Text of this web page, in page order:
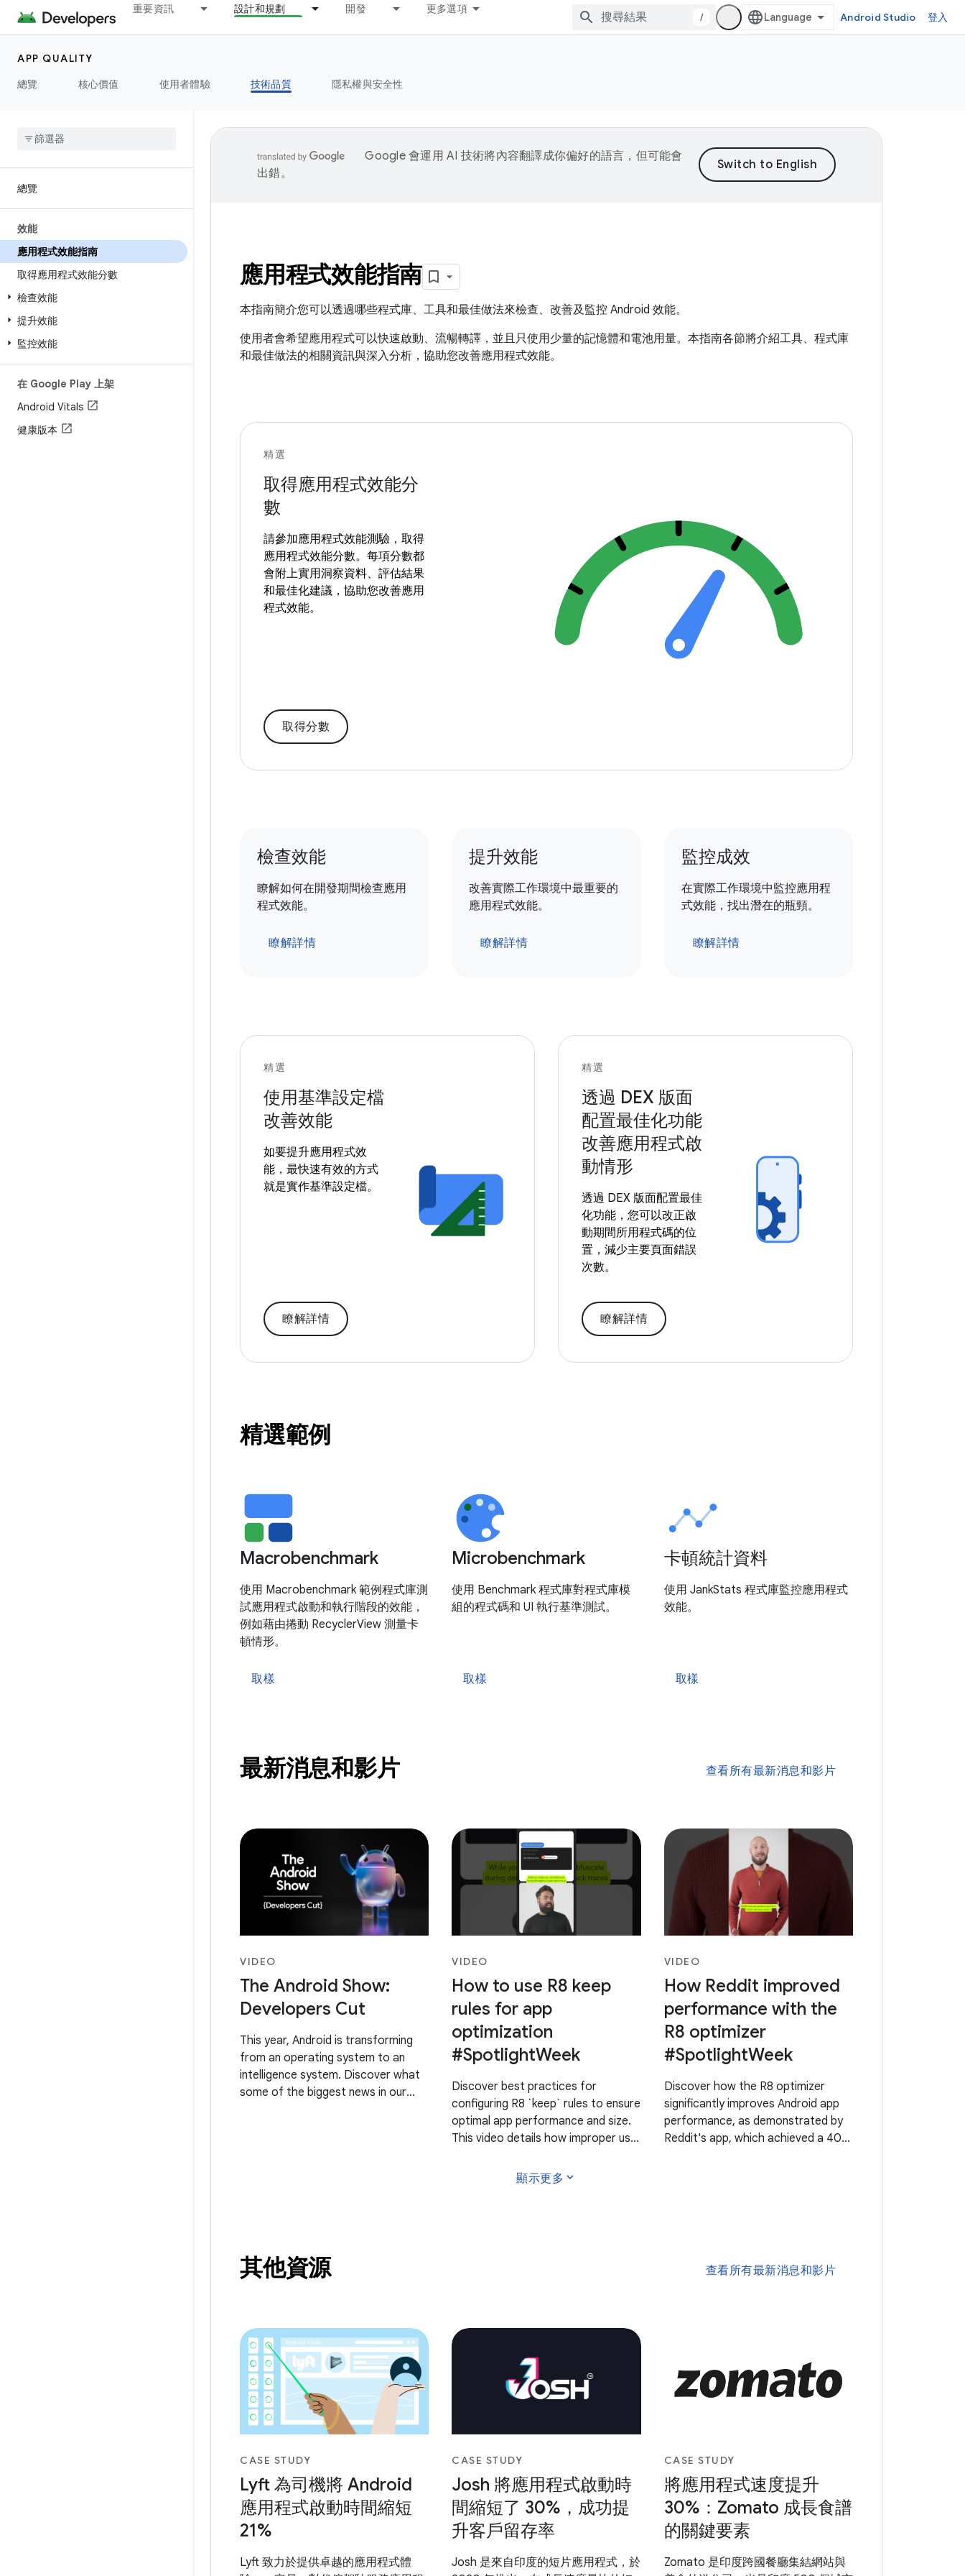
重要資訊 設計和規劃 開發 更多選項
/ Android Studio 登入
APP QUALITY
總覽
核心價值 使用者體驗 技術品質 隱私權與安全性
總覽
效能
應用程式效能指南
取得應用程式效能分數
檢查效能
提升效能
監控效能
在 Google Play 上架
Android Vitals
健康版本
Google 會運用 AI 技術將內容翻譯成你偏好的語言，但可能會
出錯。
應用程式效能指南
本指南簡介您可以透過哪些程式庫、工具和最佳做法來檢查、改善及監控 Android 效能。
使用者會希望應用程式可以快速啟動、流暢轉譯，並且只使用少量的記憶體和電池用量。本指南各節將介紹工具、程式庫
和最佳做法的相關資訊與深入分析，協助您改善應用程式效能。
精選
取得應用程式效能分
數
請參加應用程式效能測驗，取得
應用程式效能分數。每項分數都
會附上實用洞察資料、評估結果
和最佳化建議，協助您改善應用
程式效能。
取得分數
檢查效能
瞭解如何在開發期間檢查應用
程式效能。
瞭解詳情
提升效能
改善實際工作環境中最重要的
應用程式效能。
瞭解詳情
監控成效
在實際工作環境中監控應用程
式效能，找出潛在的瓶頸。
瞭解詳情
精選
使用基準設定檔
改善效能
如要提升應用程式效
能，最快速有效的方式
就是實作基準設定檔。
瞭解詳情
精選
透過 DEX 版面
配置最佳化功能
改善應用程式啟
動情形
透過 DEX 版面配置最佳
化功能，您可以改正啟
動期間所用程式碼的位
置，減少主要頁面錯誤
次數。
瞭解詳情
精選範例
Macrobenchmark
使用 Macrobenchmark 範例程式庫測
試應用程式啟動和執行階段的效能，
例如藉由捲動 RecyclerView 測量卡
頓情形。
取樣
Microbenchmark
使用 Benchmark 程式庫對程式庫模
組的程式碼和 UI 執行基準測試。
取樣
卡頓統計資料
使用 JankStats 程式庫監控應用程式
效能。
取樣
最新消息和影片 查看所有最新消息和影片
VIDEO
The Android Show:
Developers Cut
This year, Android is transforming
from an operating system to an
intelligence system. Discover what
some of the biggest news in our
VIDEO
How to use R8 keep
rules for app
optimization
#SpotlightWeek
Discover best practices for
configuring R8 `keep` rules to ensure
optimal app performance and size.
This video details how improper use
slower applications, and why
VIDEO
How Reddit improved
performance with the
R8 optimizer
#SpotlightWeek
Discover how the R8 optimizer
significantly improves Android app
performance, as demonstrated by
Reddit's app, which achieved a 40%
顯示更多 expand_more
其他資源 查看所有最新消息和影片
CASE STUDY
Lyft 為司機將 Android
應用程式啟動時間縮短
21%
Lyft 致力於提供卓越的應用程式體
CASE STUDY
Josh 將應用程式啟動時
間縮短了 30%，成功提
升客戶留存率
Josh 是來自印度的短片應用程式，於
CASE STUDY
將應用程式速度提升
30%：Zomato 成長食譜
的關鍵要素
Zomato 是印度跨國餐廳集結網站與